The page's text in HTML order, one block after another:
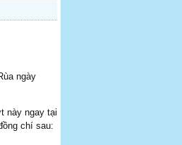
ngày
này ngay tại
chí sau: